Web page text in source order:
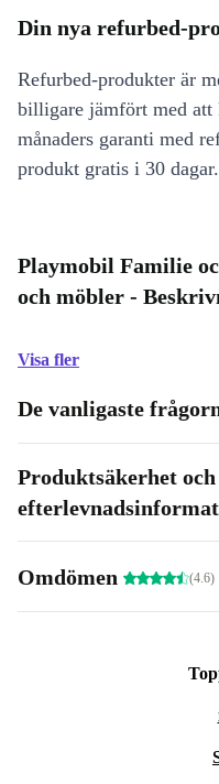
Din nya refurbed-
Refurbed-produkter är
billigare jämfört med
månaders garanti med
produkt gratis i 30 dagar.
Playmobil Familie
och möbler -
Visa fler
De vanligaste
Produktsäkerhet och
Omdömen (4.6)